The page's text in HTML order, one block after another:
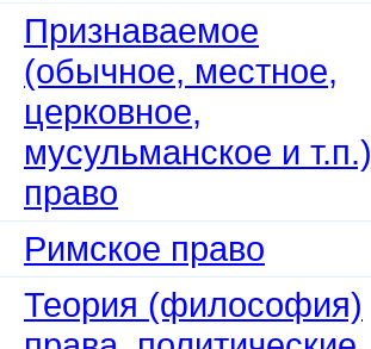
Признаваемое
(обычное, местное,
церковное,
мусульманское и т.п.)
право
Римское право
Теория (философия)